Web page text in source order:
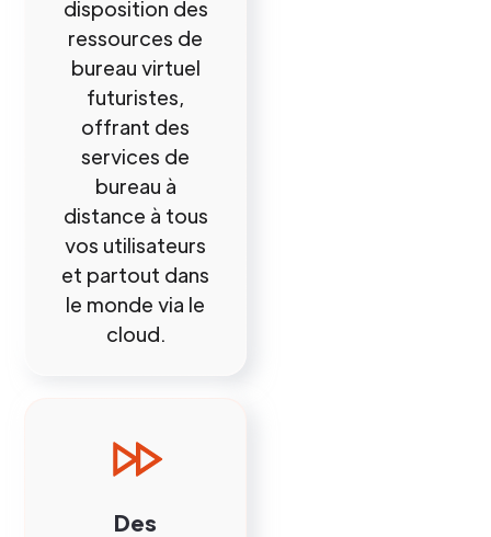
disposition des
ressources de
bureau virtuel
futuristes,
offrant des
services de
bureau à
distance à tous
vos utilisateurs
et partout dans
le monde via le
cloud.
Des